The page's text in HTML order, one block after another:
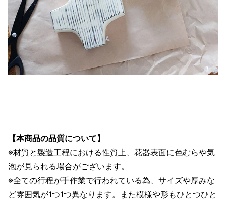
【本商品の品質について】
※材質と製造工程における性質上、花器表面に色むらや気
泡が見られる場合がございます。
※全ての行程が手作業で行われている為、サイズや厚みな
ど雰囲気が1つ1つ異なります。また模様や形もひとつひと